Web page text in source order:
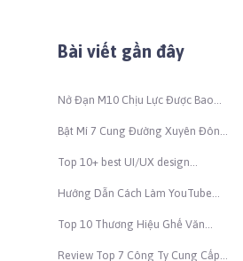
Bài viết gần đây
Nở Đạn M10 Chịu Lực Được Bao
Thi Công?
Bật Mí 7 Cung Đường Xuyên Đông
Top 10+ best UI/UX design
Hướng Dẫn Cách Làm YouTube
Quả
Top 10 Thương Hiệu Ghế Văn
Nhất Hiện Nay
Review Top 7 Công Ty Cung Cấp